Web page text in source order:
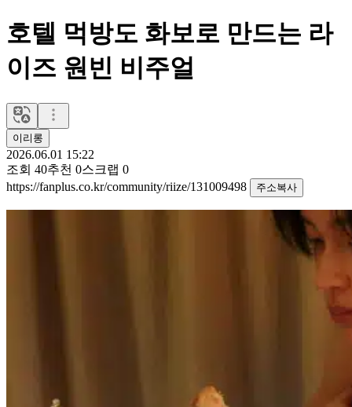
호텔 먹방도 화보로 만드는 라
이즈 원빈 비주얼
이리롱
2026.06.01 15:22
조회 40추천 0스크랩 0
https://fanplus.co.kr/community/riize/131009498
주소복사